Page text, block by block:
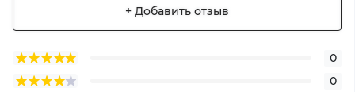
+ Добавить отзыв
0
0